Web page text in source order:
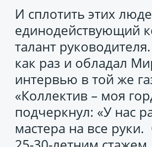
И сплотить этих
единодействующий
талант
как раз и обладал
интервью в той же
«Коллектив – моя
подчеркнул: «У нас
мастера на все